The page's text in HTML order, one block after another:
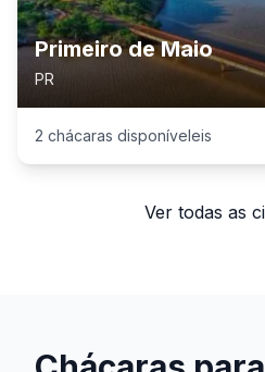
Primeiro de Maio
PR
2 chácaras disponíveleis
Ver todas as